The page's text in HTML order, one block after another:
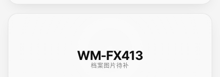
WM-FX413
档案图片待补